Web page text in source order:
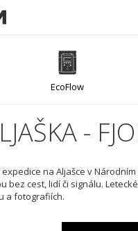
EcoFlow
-
na Aljašce v
bez cest, lidí či signálu.
a fotografiích.